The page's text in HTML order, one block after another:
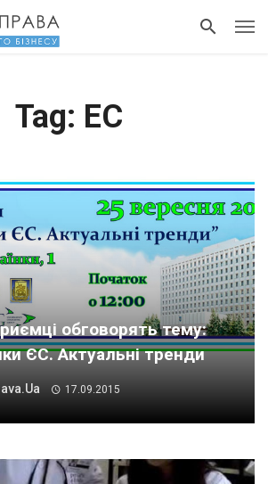
Tag: ЕС
обговорять тему:
ЄС. Актуальні тренди
17.09.2015